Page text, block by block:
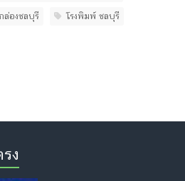
ล่องชลบุรี โรงพิมพ์ ชลบุรี
ง